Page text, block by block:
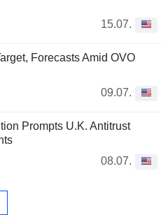
15.07.
Forecasts Amid OVO
09.07.
Prompts U.K. Antitrust
08.07.